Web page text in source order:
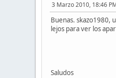
3 Marzo 2010, 18:46
Buenas. skazo1980,
lejos para ver los
Saludos